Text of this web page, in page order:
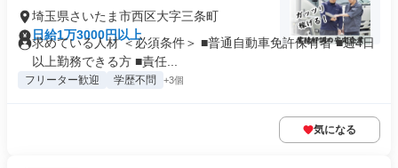
埼玉県さいたま市西区大字三条町
日給1万3000円以上
求めている人材 ＜必須条件＞ ■普通自動車免許保有者 ■週4日
以上勤務できる方 ■責任...
フリーター歓迎 学歴不問 +3個
気になる